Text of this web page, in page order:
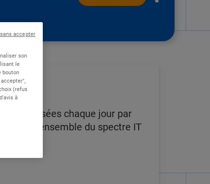
IT utilisées chaque jour par
l'ensemble du spectre IT
son
le
bouton
(refus
à
accepter